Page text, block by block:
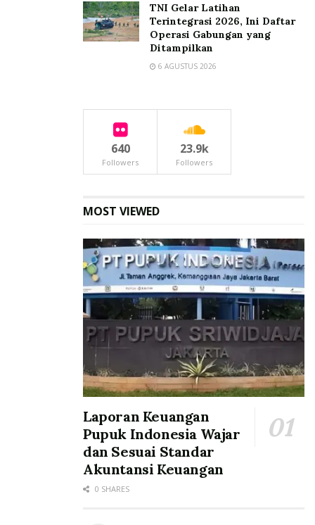
TNI Gelar Latihan
Terintegrasi 2026, Ini Daftar
Operasi Gabungan yang
Ditampilkan
6 AGUSTUS 2026
640
Followers
23.9k
Followers
MOST VIEWED
Laporan Keuangan
Pupuk Indonesia Wajar
dan Sesuai Standar
Akuntansi Keuangan
0 SHARES